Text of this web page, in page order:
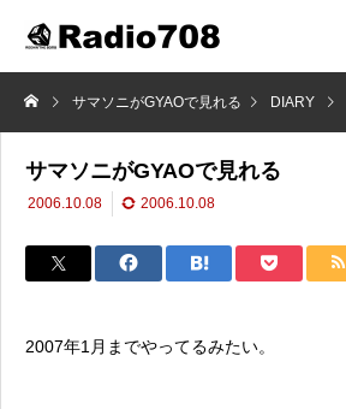
サマソニがGYAOで見れる DIARY
サマソニがGYAOで見れる
2006.10.08 2006.10.08
2007年1月までやってるみたい。